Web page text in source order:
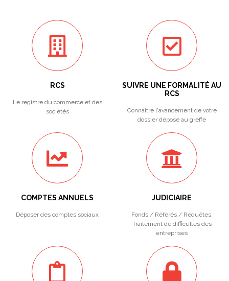
RCS
Le registre du commerce et des
sociétés
SUIVRE UNE FORMALITÉ AU
RCS
Connaitre l'avancement de votre
dossier déposé au greffe
COMPTES ANNUELS
Déposer des comptes sociaux
JUDICIAIRE
Fonds / Référés / Requêtes.
Traitement de difficultés des
entreprises